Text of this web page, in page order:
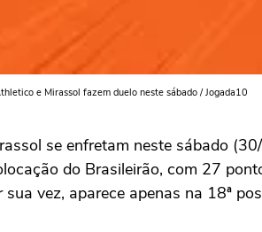
e Mirassol fazem duelo neste sábado / Jogada10
se enfretam neste sábado
do Brasileirão, com 27
vez, aparece apenas na 18ª